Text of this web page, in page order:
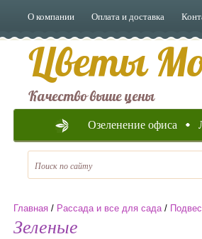
О компании Оплата и доставка
Цветы
Качество выше цены
Озеленение офиса
Главная / Рассада и все для сада/
Зеленые